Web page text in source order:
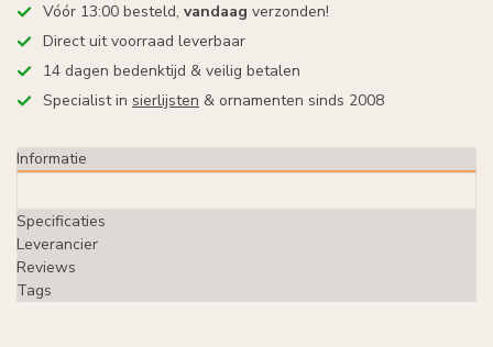
Vóór 13:00 besteld, vandaag verzonden!
Direct uit voorraad leverbaar
14 dagen bedenktijd & veilig betalen
Specialist in sierlijsten & ornamenten sinds 2008
Informatie
Specificaties
Leverancier
Reviews
Tags